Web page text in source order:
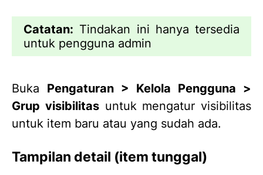
Catatan: Tindakan ini hanya tersedia
untuk pengguna admin
Buka Pengaturan > Kelola Pengguna >
Grup visibilitasuntuk mengatur visibilitas
untuk item baru atau yang sudah ada.
Tampilan detail (item tunggal)